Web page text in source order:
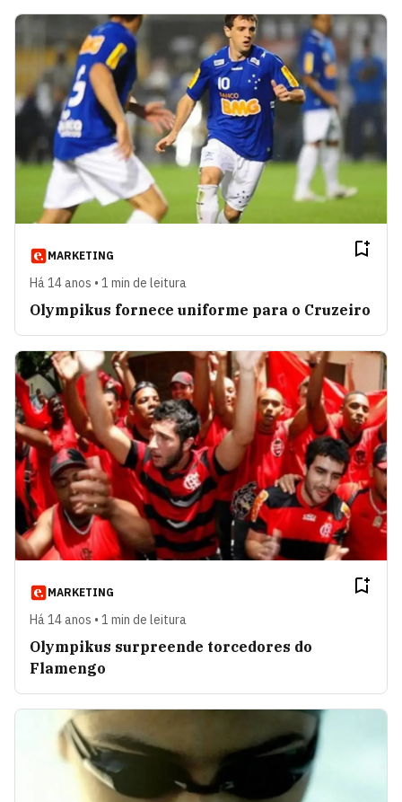
MARKETING
Há 14 anos • 1 min de leitura
Olympikus fornece uniforme para o Cruzeiro
MARKETING
Há 14 anos • 1 min de leitura
Olympikus surpreende torcedores do
Flamengo